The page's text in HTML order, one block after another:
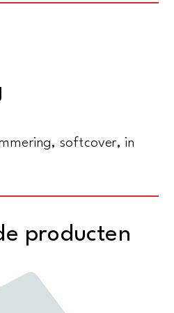
softcover, in
producten